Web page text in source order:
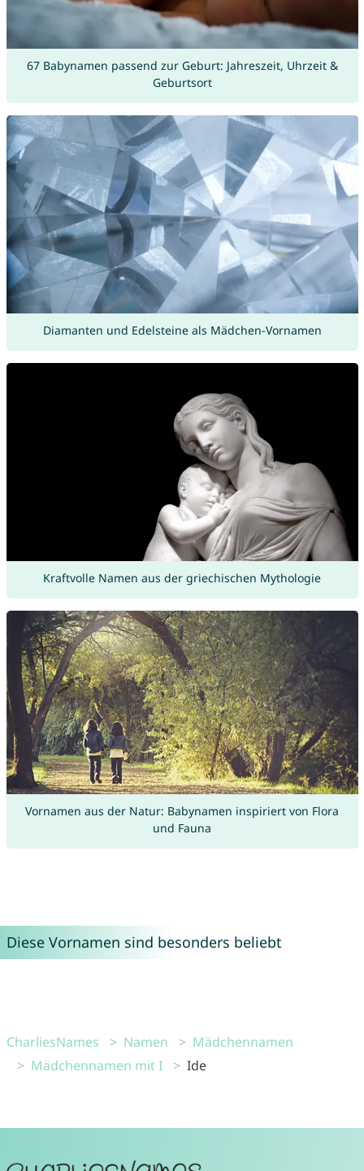
67 Babynamen passend zur Geburt: Jahreszeit, Uhrzeit &
Geburtsort
Diamanten und Edelsteine als Mädchen-Vornamen
Kraftvolle Namen aus der griechischen Mythologie
Vornamen aus der Natur: Babynamen inspiriert von Flora
und Fauna
Diese Vornamen sind besonders beliebt
CharliesNames Namen
Mädchennamen
Mädchennamen mit I
Ide